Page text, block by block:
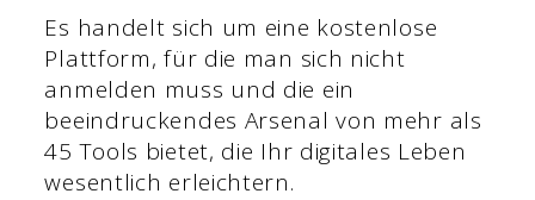
Es handelt sich um eine kostenlose
Plattform, für die man sich nicht
anmelden muss und die ein
beeindruckendes Arsenal von mehr als
45 Tools bietet, die Ihr digitales Leben
wesentlich erleichtern.